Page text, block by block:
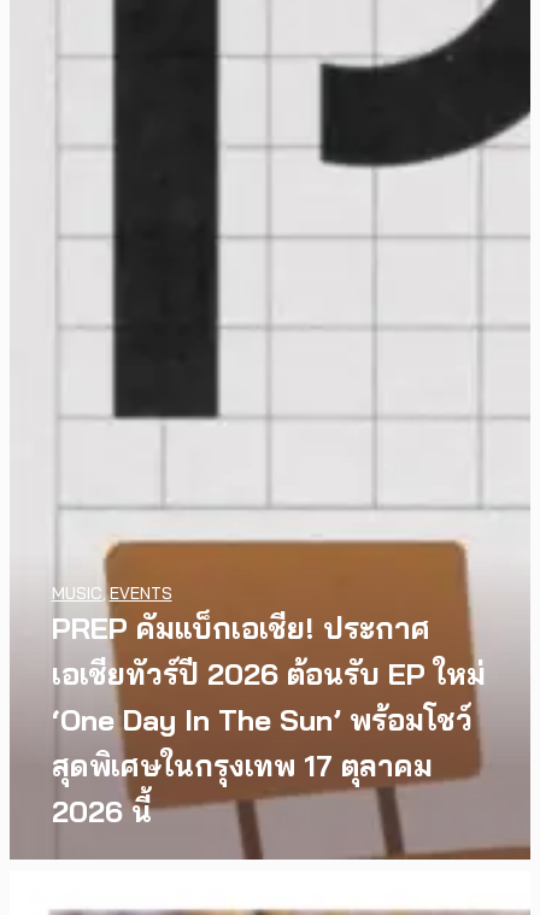
PREP คัมแบ็กเอเชีย! ประกาศ
เอเชียทัวร์ปี 2026 ต้อนรับ EP ใหม่
‘One Day In The Sun’ พร้อมโชว์
สุดพิเศษในกรุงเทพ 17 ตุลาคม
2026 นี้
MUSIC ,EVENTS